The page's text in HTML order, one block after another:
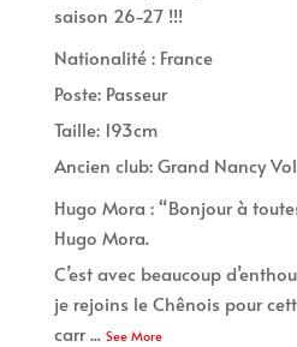
saison 26-27 !!!
Nationalité : France
Poste: Passeur
Taille: 193cm
Ancien club: Grand Nancy
Hugo Mora : “Bonjour à
Hugo Mora.
C’est avec beaucoup
je rejoins le Chênois pour
carr... See More